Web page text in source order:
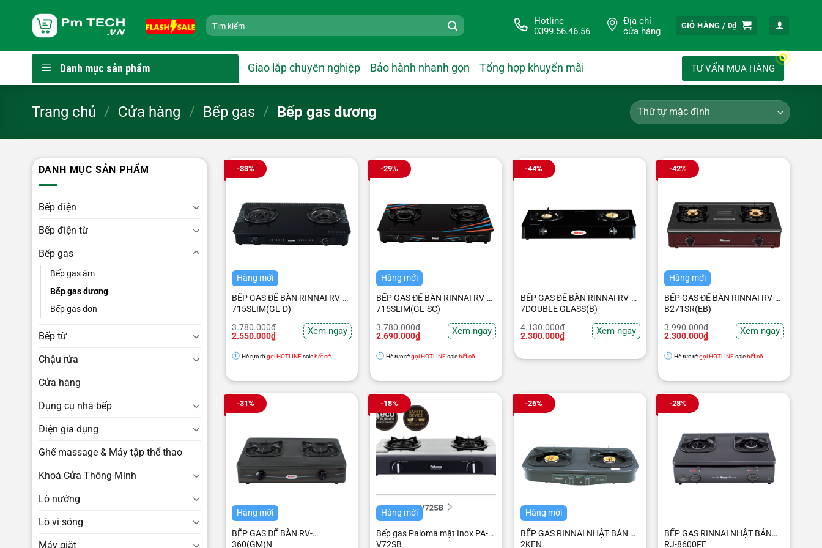
dung
Tìm
kiếm:
Hotline
0399.56.46.56
Địa chỉ
cửa hàng
GIỎ HÀNG / 0₫
Danh mục sản phẩm Giao lắp chuyên nghiệp Bảo hành nhanh gọn Tổng hợp khuyến mãi TƯ VẤN MUA HÀNG
Trang chủ / Cửa hàng / Bếp gas / Bếp gas dương
DANH MỤC SẢN PHẨM
Bếp điện
Bếp điện từ
Bếp gas
Bếp gas âm
Bếp gas dương
Bếp gas đơn
Bếp từ
Chậu rửa
Cửa hàng
Dụng cụ nhà bếp
Điện gia dụng
Ghế massage & Máy tập thể thao
Khoá Cửa Thông Minh
Lò nướng
Lò vi sóng
Máy giặt
-33%
Hàng mới
BẾP GAS ĐỂ BÀN RINNAI RV-
715SLIM(GL-D)
3.780.000₫
Giá
gốc
3.780.000₫.
2.550.000₫
Giá
hiện
là:
2.550.000₫.
Xem ngay
Hè rực rỡgọi HOTLINEsale hết cỡ
-29%
Hàng mới
BẾP GAS ĐỂ BÀN RINNAI RV-
715SLIM(GL-SC)
3.780.000₫
Giá
gốc
3.780.000₫.
2.690.000₫
Giá
hiện
là:
2.690.000₫.
Xem ngay
Hè rực rỡgọi HOTLINEsale hết cỡ
-44%
BẾP GAS ĐỂ BÀN RINNAI RV-
7DOUBLE GLASS(B)
4.130.000₫
Giá
gốc
2.300.000₫
Giá
hiện
2.300.000₫.
Xem ngay
-42%
Hàng mới
BẾP GAS ĐỂ BÀN RINNAI RV-
B271SR(EB)
3.990.000₫
Giá
gốc
3.990.000₫.
2.300.000₫
Giá
hiện
là:
2.300.000₫.
Xem ngay
Hè rực rỡgọi HOTLINEsale hết cỡ
-31%
Hàng mới
BẾP GAS ĐỂ BÀN RV-
360(GM)N
-18%
Hàng mới
Bếp gas Paloma mặt Inox PA-
V72SB
-26%
Hàng mới
BẾP GAS RINNAI NHẬT BẢN R-
2KEN
-28%
BẾP GAS RINNAI NHẬT BẢN
RJ-8600FE